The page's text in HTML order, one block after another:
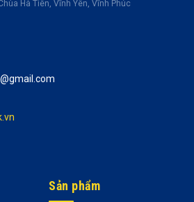
Hà Tiên, Vĩnh Yên, Vĩnh Phúc
Sản phẩm